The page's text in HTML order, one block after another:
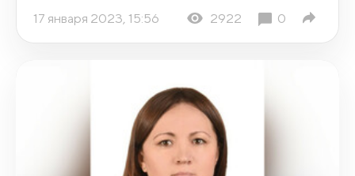
17 января 2023, 15:56 2922 0